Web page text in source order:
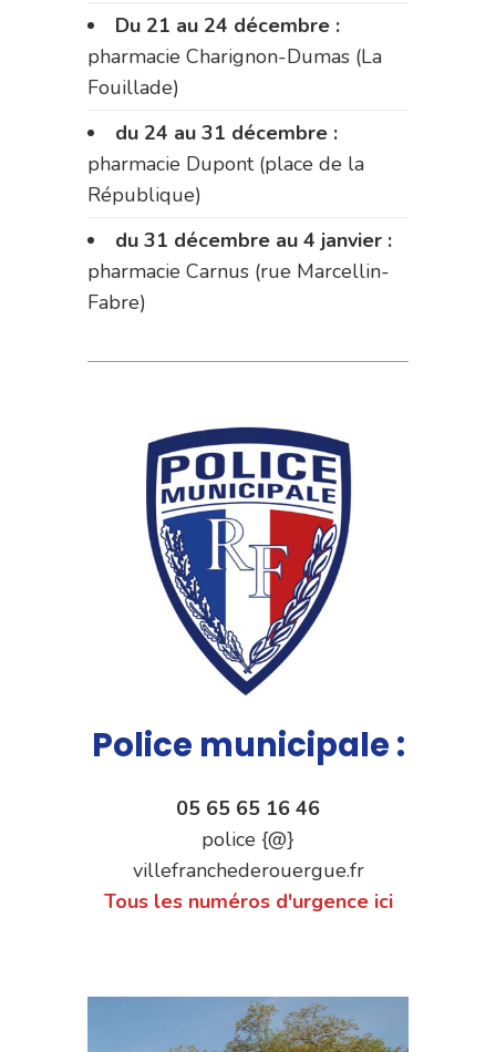
Du 21 au 24 décembre :
pharmacie Charignon-Dumas (La
Fouillade)
du 24 au 31 décembre :
pharmacie Dupont (place de la
République)
du 31 décembre au 4 janvier :
pharmacie Carnus (rue Marcellin-
Fabre)
Police municipale :
05 65 65 16 46
police {@}
villefranchederouergue.fr
Tous les numéros d'urgence ici